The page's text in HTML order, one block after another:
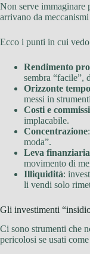
Non serve immaginare
arrivano da
Ecco i punti in cui
Rendimento
sembra “facile”,
Orizzonte
messi in
Costi e
implacabile.
Concentrazione
moda”.
Leva finanziaria
movimento di
Illiquidità:
li vendi solo
Gli investimenti
Ci sono strumenti che
pericolosi se usati